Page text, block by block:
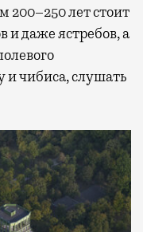
200–250 лет стоит
и даже ястребов, а
и чибиса, слушать